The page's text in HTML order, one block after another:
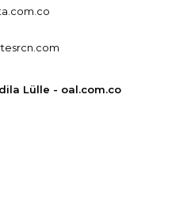
Lülle - oal.com.co